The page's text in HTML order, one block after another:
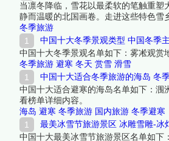
当凛冬降临，雪花以最柔软的笔触重
静而温暖的北国画卷。走进这些特色雪
细名单吧！
冬季旅游
中国十大冬季景观类型 中国冬季
中国十大冬季景观名单如下：雾凇观赏
冬季旅游 避寒 冬天 赏雪 滑雪
中国十大适合冬季旅游的海岛 冬
中国十大适合避寒的海岛名单如下：
看榜单详细内容。
海岛 避寒 冬季旅游 国内旅游 冬季避寒
最美冰雪节旅游景区 冰雕雪雕-冰
中国十大最美冰雪节旅游景区名单如